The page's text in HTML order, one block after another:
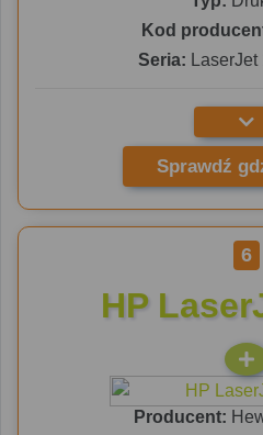
Kod
Seria:
Sprawdź
6
HP
Producent: